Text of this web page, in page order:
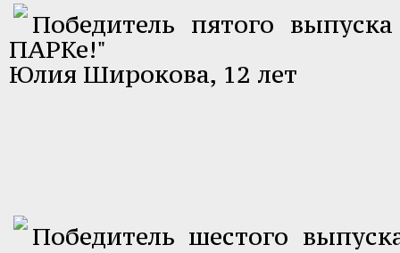
Победитель пятого
ПАРКе!"
Юлия Широкова, 12 лет
Победитель шестого